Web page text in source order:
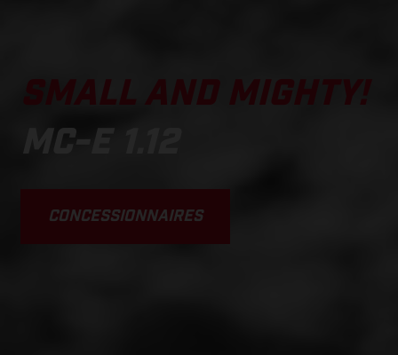
SMALL AND MIGHTY!
MC-E 1.12
CONCESSIONNAIRES